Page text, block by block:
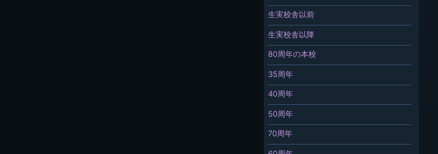
生実校舎以前
生実校舎以降
80周年の本校
35周年
40周年
50周年
70周年